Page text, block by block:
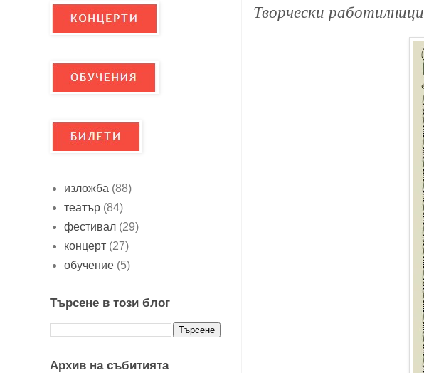
Творчески работилници
изложба (88)
театър (84)
фестивал (29)
концерт (27)
обучение (5)
Търсене в този блог
Архив на събитията